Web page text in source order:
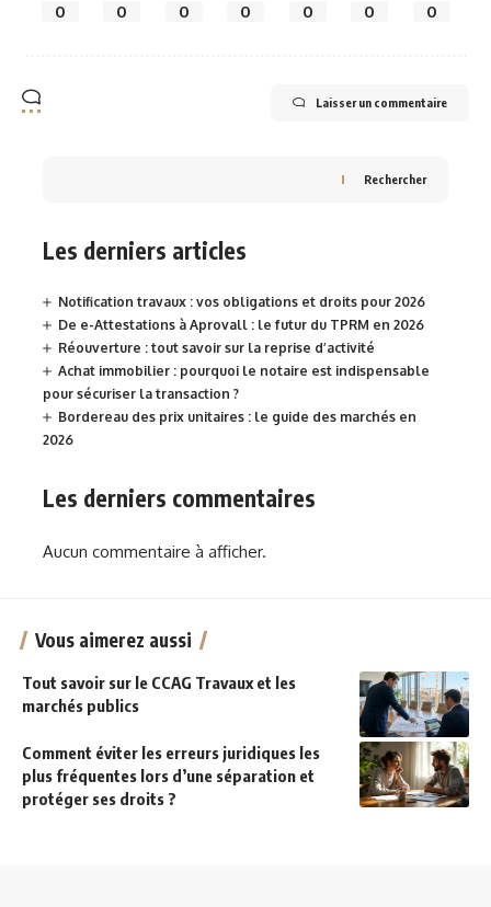
0 0 0 0 0 0 0
Laisser un commentaire
Rechercher
Les derniers articles
Notification travaux : vos obligations et droits pour 2026
De e-Attestations à Aprovall : le futur du TPRM en 2026
Réouverture : tout savoir sur la reprise d’activité
Achat immobilier : pourquoi le notaire est indispensable
pour sécuriser la transaction ?
Bordereau des prix unitaires : le guide des marchés en
2026
Les derniers commentaires
Aucun commentaire à afficher.
Vous aimerez aussi
Tout savoir sur le CCAG Travaux et les
marchés publics
Comment éviter les erreurs juridiques les
plus fréquentes lors d’une séparation et
protéger ses droits ?